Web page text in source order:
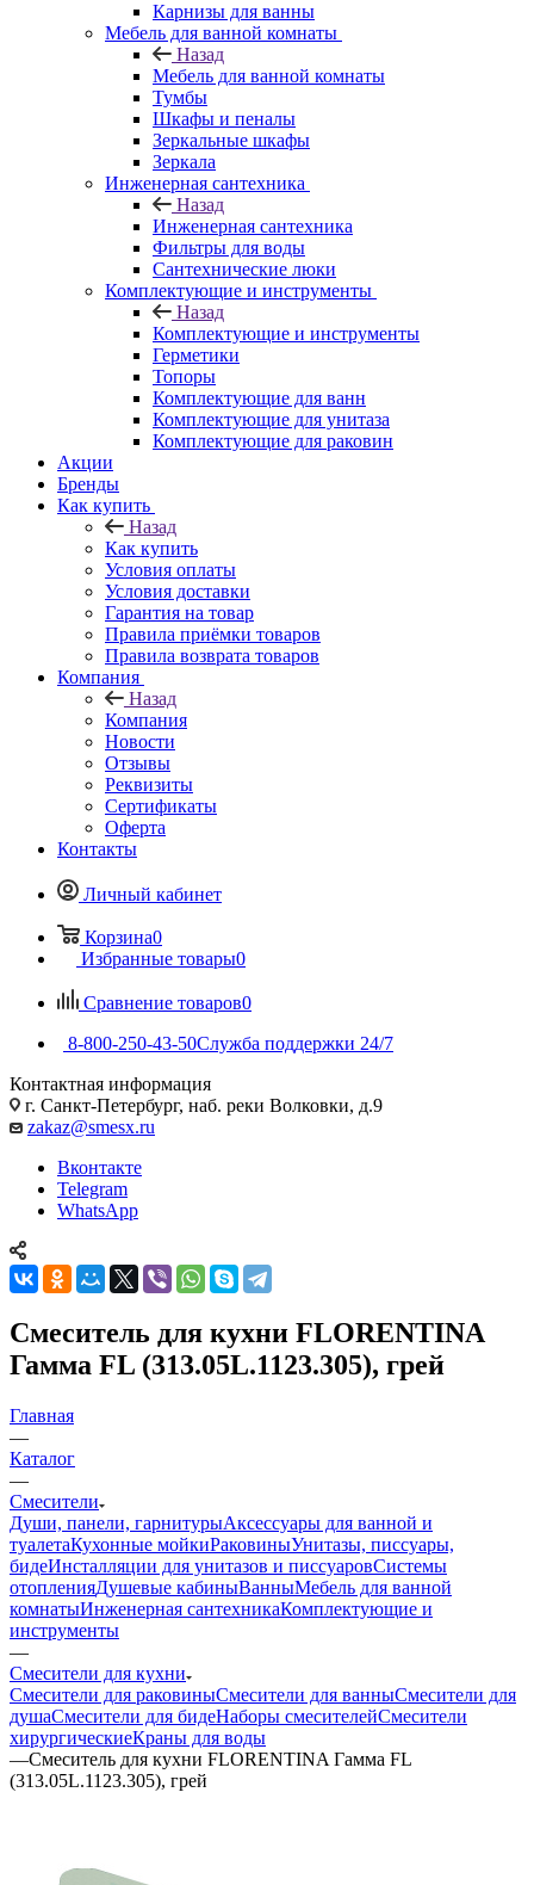
Карнизы для ванны
Мебель для ванной комнаты
Назад
Мебель для ванной комнаты
Тумбы
Шкафы и пеналы
Зеркальные шкафы
Зеркала
Инженерная сантехника
Назад
Инженерная сантехника
Фильтры для воды
Сантехнические люки
Комплектующие и инструменты
Назад
Комплектующие и инструменты
Герметики
Топоры
Комплектующие для ванн
Комплектующие для унитаза
Комплектующие для раковин
Акции
Бренды
Как купить
Назад
Как купить
Условия оплаты
Условия доставки
Гарантия на товар
Правила приёмки товаров
Правила возврата товаров
Компания
Назад
Компания
Новости
Отзывы
Реквизиты
Сертификаты
Оферта
Контакты
Личный кабинет
Корзина0
Избранные товары0
Сравнение товаров0
8-800-250-43-50Служба поддержки 24/7
Контактная информация
г. Санкт-Петербург, наб. реки Волковки, д.9
zakaz@smesx.ru
Вконтакте
Telegram
WhatsApp
Смеситель для кухни FLORENTINA
Гамма FL (313.05L.1123.305), грей
Главная
—
Каталог
—
Смесители
Души, панели, гарнитурыАксессуары для ванной и
туалетаКухонные мойкиРаковиныУнитазы, писсуары,
бидеИнсталляции для унитазов и писсуаровСистемы
отопленияДушевые кабиныВанныМебель для ванной
комнатыИнженерная сантехникаКомплектующие и
инструменты
—
Смесители для кухни
Смесители для раковиныСмесители для ванныСмесители для
душаСмесители для бидеНаборы смесителейСмесители
хирургическиеКраны для воды
—Смеситель для кухни FLORENTINA Гамма FL
(313.05L.1123.305), грей